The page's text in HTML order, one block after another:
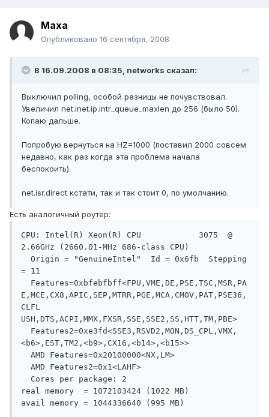
Maxa
Опубликовано 16 сентября, 2008
В 16.09.2008 в 08:35, networks сказал:
Выключил polling, особой разницы не почувствовал.
Увеличил net.inet.ip.intr_queue_maxlen до 256 (было 50).
Копаю дальше.
Попробую вернуться на HZ=1000 (поставил 2000 совсем
недавно, как раз когда эта проблема начала
беспокоить).
net.isr.direct кстати, так и так стоит 0, по умолчанию.
Есть аналогичный роутер:
CPU: Intel(R) Xeon(R) CPU            3075  @
2.66GHz (2660.01-MHz 686-class CPU)
Origin = "GenuineIntel"  Id = 0x6fb  Stepping
= 11
Features=0xbfebfbff<FPU,VME,DE,PSE,TSC,MSR,PA
E,MCE,CX8,APIC,SEP,MTRR,PGE,MCA,CMOV,PAT,PSE36,
CLFL
USH,DTS,ACPI,MMX,FXSR,SSE,SSE2,SS,HTT,TM,PBE>
Features2=0xe3fd<SSE3,RSVD2,MON,DS_CPL,VMX,
<b6>,EST,TM2,<b9>,CX16,<b14>,<b15>>
AMD Features=0x20100000<NX,LM>
AMD Features2=0x1<LAHF>
Cores per package: 2
real memory  = 1072103424 (1022 MB)
avail memory = 1044336640 (995 MB)